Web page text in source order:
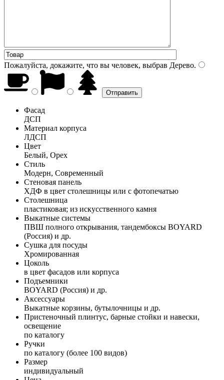
Пожалуйста, докажите, что вы человек, выбрав Дерево.
Фасад
ДСП
Материал корпуса
ЛДСП
Цвет
Белый, Орех
Стиль
Модерн, Современный
Стеновая панель
ХДФ в цвет столешницы или с фотопечатью
Столешница
пластиковая; из искусственного камня
Выкатные системы
ПВШ полного открывания, тандембоксы BOYARD
(Россия) и др.
Сушка для посуды
Хромированная
Цоколь
в цвет фасадов или корпуса
Подъемники
BOYARD (Россия) и др.
Аксессуары
Выкатные корзины, бутылочницы и др.
Пристеночный плинтус, барные стойки и навески,
освещение
по каталогу
Ручки
по каталогу (более 100 видов)
Размер
индивидуальный